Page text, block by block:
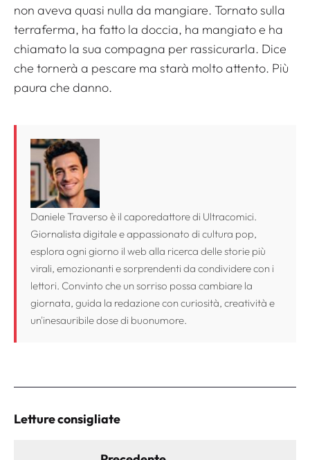
non aveva quasi nulla da mangiare. Tornato sulla
terraferma, ha fatto la doccia, ha mangiato e ha
chiamato la sua compagna per rassicurarla. Dice
che tornerà a pescare ma starà molto attento. Più
paura che danno.
Daniele Traverso è il caporedattore di Ultracomici.
Giornalista digitale e appassionato di cultura pop,
esplora ogni giorno il web alla ricerca delle storie più
virali, emozionanti e sorprendenti da condividere con i
lettori. Convinto che un sorriso possa cambiare la
giornata, guida la redazione con curiosità, creatività e
un'inesauribile dose di buonumore.
Letture consigliate